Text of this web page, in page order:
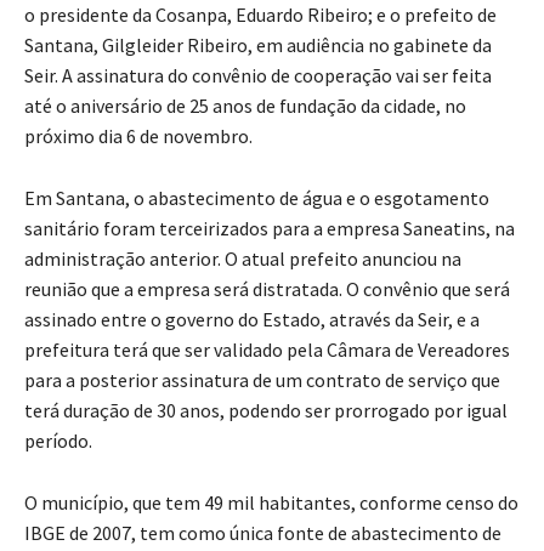
o presidente da Cosanpa, Eduardo Ribeiro; e o prefeito de
Santana, Gilgleider Ribeiro, em audiência no gabinete da
Seir. A assinatura do convênio de cooperação vai ser feita
até o aniversário de 25 anos de fundação da cidade, no
próximo dia 6 de novembro.
Em Santana, o abastecimento de água e o esgotamento
sanitário foram terceirizados para a empresa Saneatins, na
administração anterior. O atual prefeito anunciou na
reunião que a empresa será distratada. O convênio que será
assinado entre o governo do Estado, através da Seir, e a
prefeitura terá que ser validado pela Câmara de Vereadores
para a posterior assinatura de um contrato de serviço que
terá duração de 30 anos, podendo ser prorrogado por igual
período.
O município, que tem 49 mil habitantes, conforme censo do
IBGE de 2007, tem como única fonte de abastecimento de